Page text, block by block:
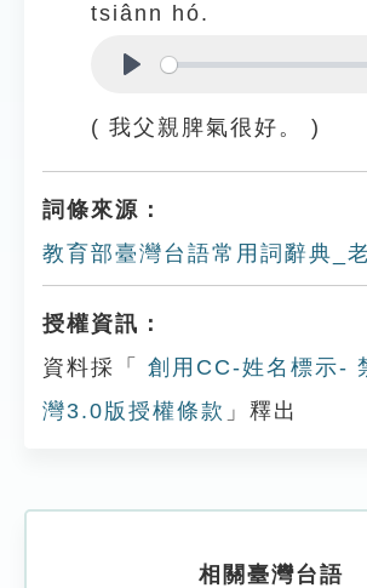
tsiânn hó.
( 我父親脾氣很好。 )
詞條來源：
教育部臺灣台語常用詞辭典_
授權資訊：
資料採「
創用CC-姓名標示-
灣3.0版授權條款 」釋出
相關臺灣台語